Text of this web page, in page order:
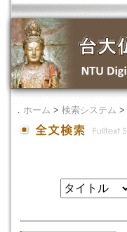
． ホーム > 検索システム >